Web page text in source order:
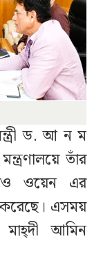
ড. আ ন ম
তাঁর
ওয়েন এর
করেছে। এসময়
মাহ্‌দী আমিন